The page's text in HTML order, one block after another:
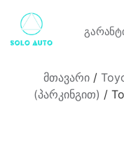
მთავარი /
(პარკინგით) /